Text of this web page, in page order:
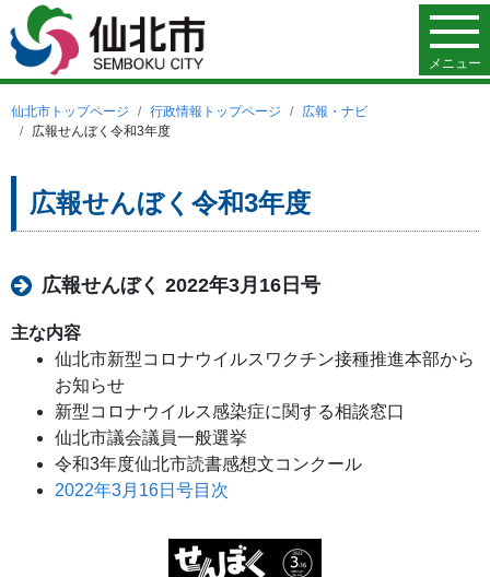
メニュー
仙北市トップページ 行政情報トップページ
広報・ナビ
広報せんぼく令和3年度
広報せんぼく令和3年度
広報せんぼく 2022年3月16日号
主な内容
仙北市新型コロナウイルスワクチン接種推進本部から
お知らせ
新型コロナウイルス感染症に関する相談窓口
仙北市議会議員一般選挙
令和3年度仙北市読書感想文コンクール
2022年3月16日号目次